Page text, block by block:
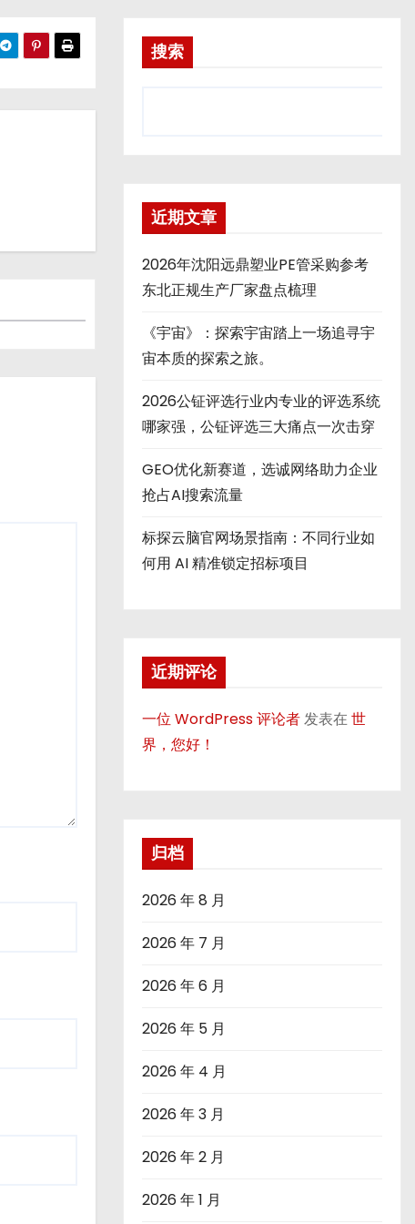
搜索
近期文章
2026年沈阳远鼎塑业PE管采购参考
东北正规生产厂家盘点梳理
《宇宙》：探索宇宙踏上一场追寻宇
宙本质的探索之旅。
2026公钲评选行业内专业的评选系统
哪家强，公钲评选三大痛点一次击穿
GEO优化新赛道，选诚网络助力企业
抢占AI搜索流量
标探云脑官网场景指南：不同行业如
何用 AI 精准锁定招标项目
近期评论
一位 WordPress 评论者发表在世
界，您好！
归档
2026 年 8 月
2026 年 7 月
2026 年 6 月
2026 年 5 月
2026 年 4 月
2026 年 3 月
2026 年 2 月
2026 年 1 月